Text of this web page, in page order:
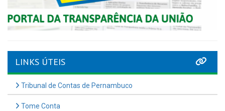
LINKS ÚTEIS
Tribunal de Contas de Pernambuco
Tome Conta